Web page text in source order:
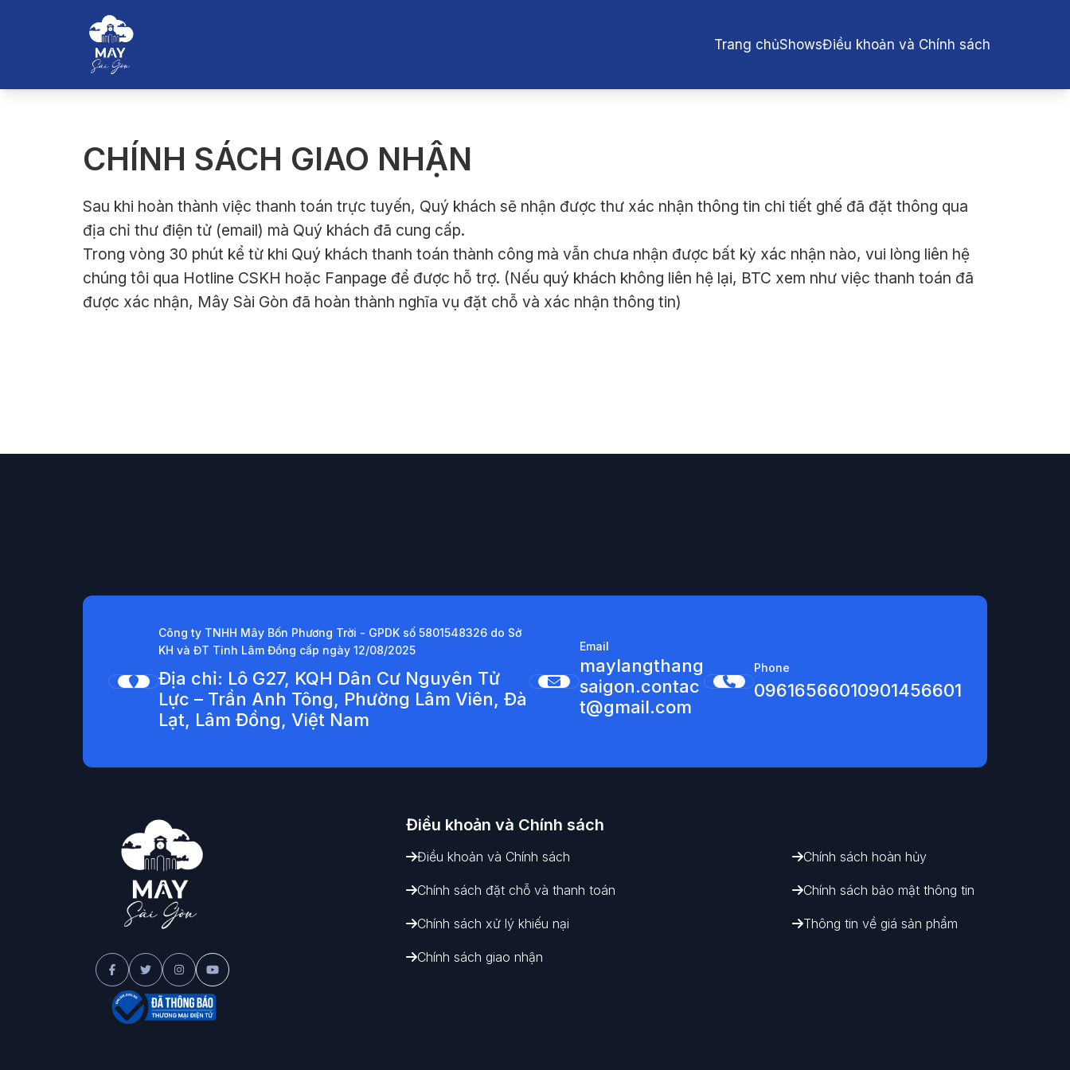
Trang chủShowsĐiều khoản và Chính sách
CHÍNH SÁCH GIAO NHẬN
Sau khi hoàn thành việc thanh toán trực tuyến, Quý khách sẽ nhận được thư xác nhận thông tin chi tiết ghế đã đặt thông qua
địa chỉ thư điện tử (email) mà Quý khách đã cung cấp.
Trong vòng 30 phút kể từ khi Quý khách thanh toán thành công mà vẫn chưa nhận được bất kỳ xác nhận nào, vui lòng liên hệ
chúng tôi qua Hotline CSKH hoặc Fanpage để được hỗ trợ. (Nếu quý khách không liên hệ lại, BTC xem như việc thanh toán đã
được xác nhận, Mây Sài Gòn đã hoàn thành nghĩa vụ đặt chỗ và xác nhận thông tin)
Liên hệ với chúng tôi
0961 656 6010901 456 601
Công ty TNHH Mây Bốn Phương Trời - GPDK số 5801548326 do Sở
KH và ĐT Tỉnh Lâm Đồng cấp ngày 12/08/2025
Địa chỉ: Lô G27, KQH Dân Cư Nguyên Tử
Lực – Trần Anh Tông, Phường Lâm Viên, Đà
Lạt, Lâm Đồng, Việt Nam
Email
maylangthang
saigon.contac
t@gmail.com
Phone
09616566010901456601
Điều khoản và Chính sách
Điều khoản và Chính sách
Chính sách đặt chỗ và thanh toán
Chính sách xử lý khiếu nại
Chính sách giao nhận
Chính sách hoàn hủy
Chính sách bảo mật thông tin
Thông tin về giá sản phẩm